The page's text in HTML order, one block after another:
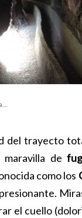
del trayecto
maravilla de
como los
el cuello